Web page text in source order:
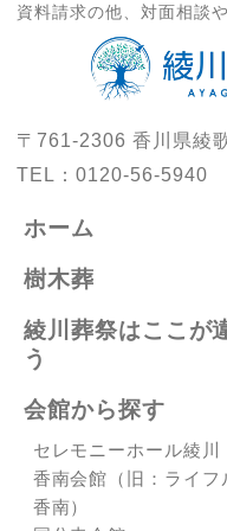
資料請求の他、対面相談
〒761-2306 香川県綾
TEL：0120-56-5940
ホーム
樹木葬
綾川葬祭はここが
う
会館から探す
セレモニーホール綾川
香南会館（旧：ライフ
香南）